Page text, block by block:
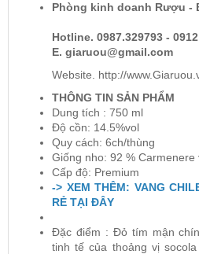
RƯỢU VANG NAM PHI
Rượu Vang BỒ ĐÀO NHA
RƯỢU VANG ROMANIA GIÁ
RƯỢU VANG ĐỨC
Phòng kinh doanh Rượu -
Hotline. 0987.329793 -
E. giaruou@gmail.com
Website. http://
THÔNG TIN SẢN PHẨM
Dung tích : 750 ml
Độ cồn: 14.5%vol
Quy cách: 6ch/thùng
Giống nho: 92 % Carmenere
Cấp độ: Premium
-> XEM THÊM: VANG
RẺ TẠI ĐÂY
Đặc điểm : Đỏ tím mận
tinh tế của thoảng vị